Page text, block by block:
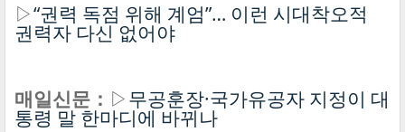
▷“권력 독점 위해 계엄”… 이런 시대착오적
권력자 다신 없어야
매일신문： ▷무공훈장·국가유공자 지정이 대
통령 말 한마디에 바뀌나